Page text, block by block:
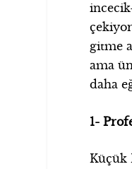
gitme
ama
daha
1-
Küçük